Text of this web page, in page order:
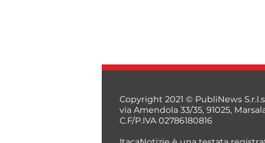
Copyright 2021 © PubliNews
via Amendola 33/35, 91025,
C.F/P.IVA 02786180816